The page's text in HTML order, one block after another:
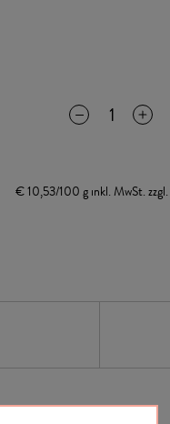
€ 10,53/100 g inkl. MwSt.zzgl.